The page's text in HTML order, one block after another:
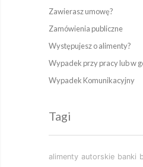
Zawierasz umowę?
Zamówienia publiczne
Występujesz o alimenty?
Wypadek przy pracy lub w
Wypadek Komunikacyjny
Tagi
alimenty autorskie banki